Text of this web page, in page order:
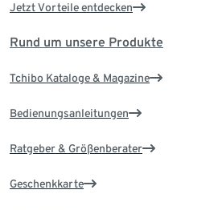
Jetzt Vorteile entdecken
Rund um unsere Produkte
Tchibo Kataloge & Magazine
Bedienungsanleitungen
Ratgeber & Größenberater
Geschenkkarte